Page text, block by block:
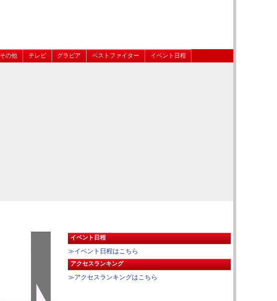
その他 テレビ グラビア ベストファイター イベント日程
イベント日程
≫イベント日程はこちら
アクセスランキング
≫アクセスランキングはこちら